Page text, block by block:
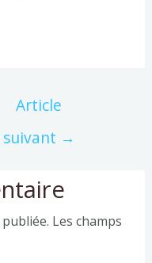
Article
suivant →
Les champs